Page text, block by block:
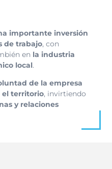
importante inversión
de trabajo, con
en la industria
local.
de la empresa
el territorio, invirtiendo
y relaciones